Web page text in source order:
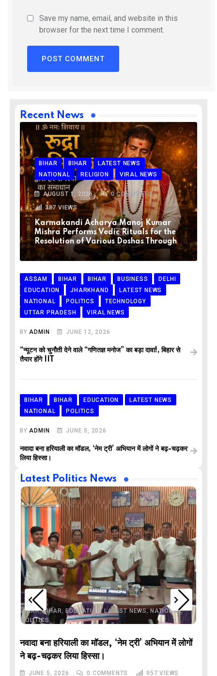
Save my name, email, and website in this
browser for the next time I comment.
Recent News
BIHAR BIHAR
LATEST NEWS
NATIONAL
RELIGION VIRAL NEWS
AUGUST 1, 2026 0COMMENTS
387VIEWS
Karmakandi Acharya Manoj Kumar
Mishra Performs Vedic Rituals for the
Resolution of Various Doshas Through
ASSAM BIHAR BIHAR BUSINESS
DELHI
EDUCATION
JHARKHAND
LATEST NEWS
NATIONAL
POLITICS
TECHNOLOGY
UTTAR PRADESH
VIRAL NEWS
BYADMIN JUNE 12, 2026
“न्यूटन को चुनौती देने वाले “गणितज्ञ मनोज” का बड़ा दावा!, बिहार से
तैयार होंगे IIT
BIHAR BIHAR EDUCATION
LATEST NEWS
NATIONAL
POLITICS
BYADMIN JUNE 5, 2026
नवादा बना हरियाली का मॉडल, ‘नेम ट्री’ अभियान में लोगों ने बढ़-चढ़कर
लिया हिस्सा।
Latest Politics News
BIHAR,BIHAR, EDUCATION,LATEST NEWS,NATIONAL,
POLITICS
नवादा बना हरियाली का मॉडल, ‘नेम ट्री’ अभियान में लोगों
ने बढ़-चढ़कर लिया हिस्सा।
JUNE 5, 2026 0 COMMENTS 957 VIEWS